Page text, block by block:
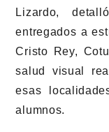
Lizardo,
entregados a
Cristo Rey,
salud visual
esas
alumnos.